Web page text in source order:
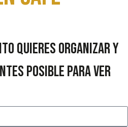
quieres organizar y
posible para ver